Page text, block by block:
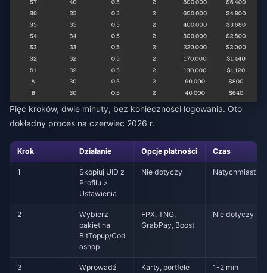
Pięć kroków, dwie minuty, bez konieczności logowania. Oto
dokładny proces na czerwiec 2026 r.
Krok Działanie Opcje płatności Czas
1
Skopiuj UID z
Profilu >
Ustawienia
Nie dotyczy Natychmiast
2
Wybierz
pakiet na
BitTopup/Cod
ashop
FPX, TNG,
GrabPay, Boost
Nie dotyczy
3
Wprowadź
Karty, portfele
1-2 min